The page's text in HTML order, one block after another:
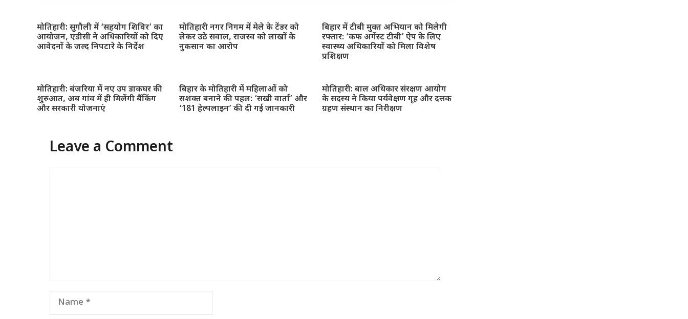
मोतिहारी: सुगौली में ‘सहयोग शिविर’ का
आयोजन, एडीसी ने अधिकारियों को दिए
आवेदनों के जल्द निपटारे के निर्देश
मोतिहारी नगर निगम में मेले के टेंडर को
लेकर उठे सवाल, राजस्व को लाखों के
नुकसान का आरोप
बिहार में टीबी मुक्त अभियान को मिलेगी
रफ्तार: ‘कफ अगेंस्ट टीबी’ ऐप के लिए
स्वास्थ्य अधिकारियों को मिला विशेष
प्रशिक्षण
मोतिहारी: बंजरिया में नए उप डाकघर की
शुरुआत, अब गांव में ही मिलेंगी बैंकिंग
और सरकारी योजनाएं
बिहार के मोतिहारी में महिलाओं को
सशक्त बनाने की पहल: ‘सखी वार्ता’ और
‘181 हेल्पलाइन’ की दी गई जानकारी
मोतिहारी: बाल अधिकार संरक्षण आयोग
के सदस्य ने किया पर्यवेक्षण गृह और दत्तक
ग्रहण संस्थान का निरीक्षण
Leave a Comment
Name